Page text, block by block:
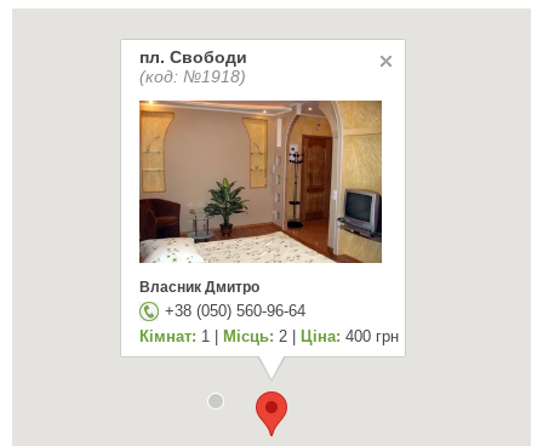
пл. Свободи
(код: №1918)
Власник Дмитро
+38 (050) 560-96-64
Кімнат: 1 | Місць: 2 | Ціна: 400 грн